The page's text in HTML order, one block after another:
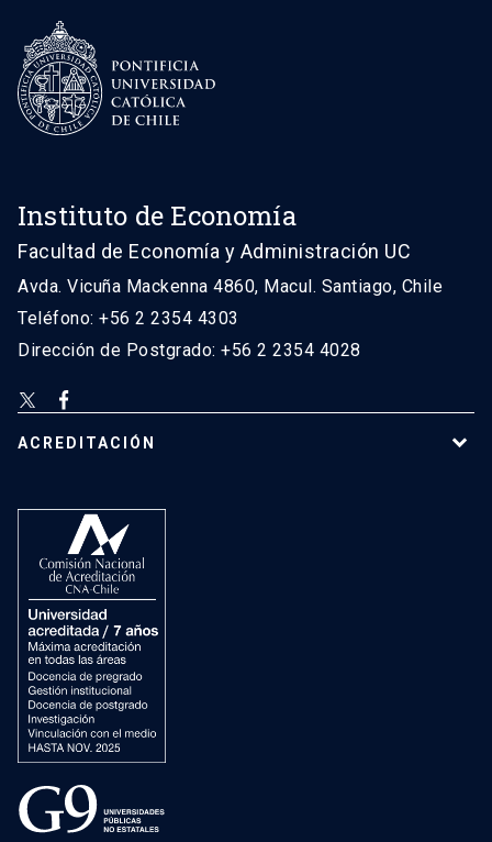
Instituto de Economía
Facultad de Economía y Administración UC
Avda. Vicuña Mackenna 4860, Macul. Santiago, Chile
Teléfono: +56 2 2354 4303
Dirección de Postgrado: +56 2 2354 4028
ACREDITACIÓN